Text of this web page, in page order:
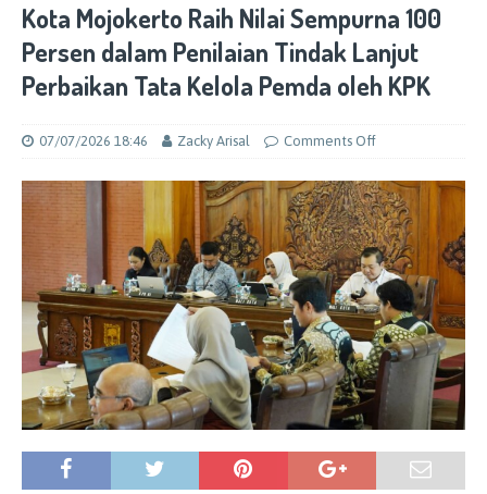
Kota Mojokerto Raih Nilai Sempurna 100
Persen dalam Penilaian Tindak Lanjut
Perbaikan Tata Kelola Pemda oleh KPK
07/07/2026 18:46 Zacky Arisal Comments Off